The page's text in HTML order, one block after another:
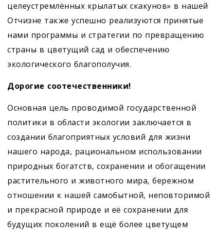
целеустремлённых крылатых скакунов» в нашей
Отчизне также успешно реализуются принятые
нами программы и стратегии по превращению
страны в цветущий сад и обеспечению
экологического благополучия.
Дорогие соотечественники!
Основная цель проводимой государственной
политики в области экологии заключается в
создании благоприятных условий для жизни
нашего народа, рациональном использовании
природных богатств, сохранении и обогащении
растительного и животного мира, бережном
отношении к нашей самобытной, неповторимой
и прекрасной природе и её сохранении для
будущих поколений в ещё более цветущем